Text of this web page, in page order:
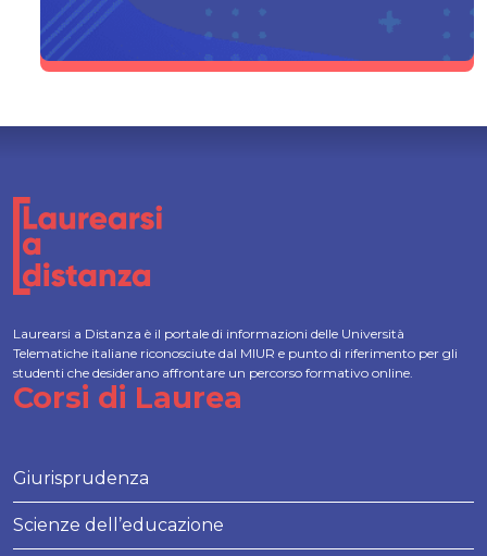
Laurearsi a Distanza è il portale di informazioni delle Università
Telematiche italiane riconosciute dal MIUR e punto di riferimento per gli
studenti che desiderano affrontare un percorso formativo online.
Corsi di Laurea
Giurisprudenza
Scienze dell’educazione